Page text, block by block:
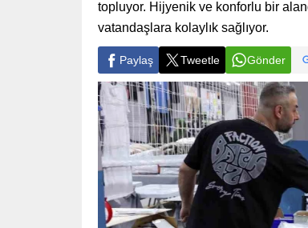
topluyor. Hijyenik ve konforlu bir
vatandaşlara kolaylık sağlıyor.
Paylaş Tweetle Gönder